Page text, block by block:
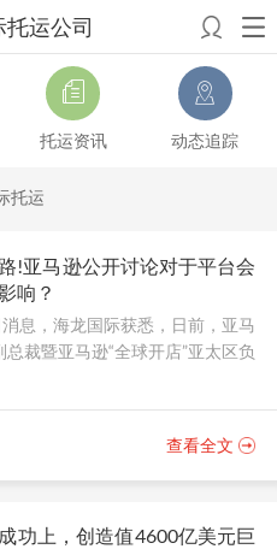
运公司
快递邮寄到新西兰哪个公司好？
？注意事项有哪些？
青岛市国际
家方案？大连市国际搬家服务到中
搬家经历吗？
从长沙市国际快递邮
好？
：家具海运到奥克兰怎么样能省
旺格雷有点不一样北京私人物品运
上海移民搬家到塞浦路斯，国际搬
何打包才能对国际长途运输放心？
到美国从上海市托运到澳大利亚从
从佛山市搬家到美国从北京市搬家
托运资讯 动态追踪
托运
!亚马逊公开讨论对于平台会
响？
息，海龙国际获悉，日前，亚马
总裁暨亚马逊“全球开店”亚太区负
查看全文
功上，创造值4600亿美元巨